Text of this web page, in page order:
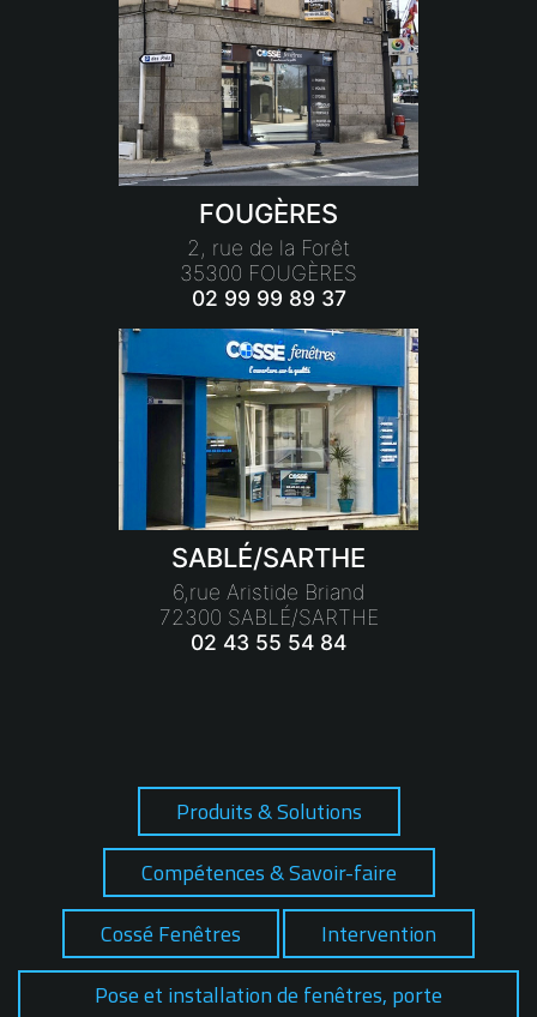
FOUGÈRES
2, rue de la Forêt
35300 FOUGÈRES
02 99 99 89 37
SABLÉ/SARTHE
6,rue Aristide Briand
72300 SABLÉ/SARTHE
02 43 55 54 84
Produits & Solutions
Compétences & Savoir-faire
Cossé Fenêtres
Intervention
Pose et installation de fenêtres, porte